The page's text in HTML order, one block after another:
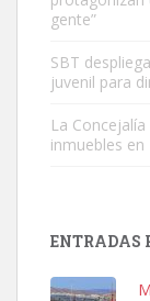
Leales.org »
Leales.org »
gente”
SBT
juvenil para
La
inmuebles en
ENTRADAS